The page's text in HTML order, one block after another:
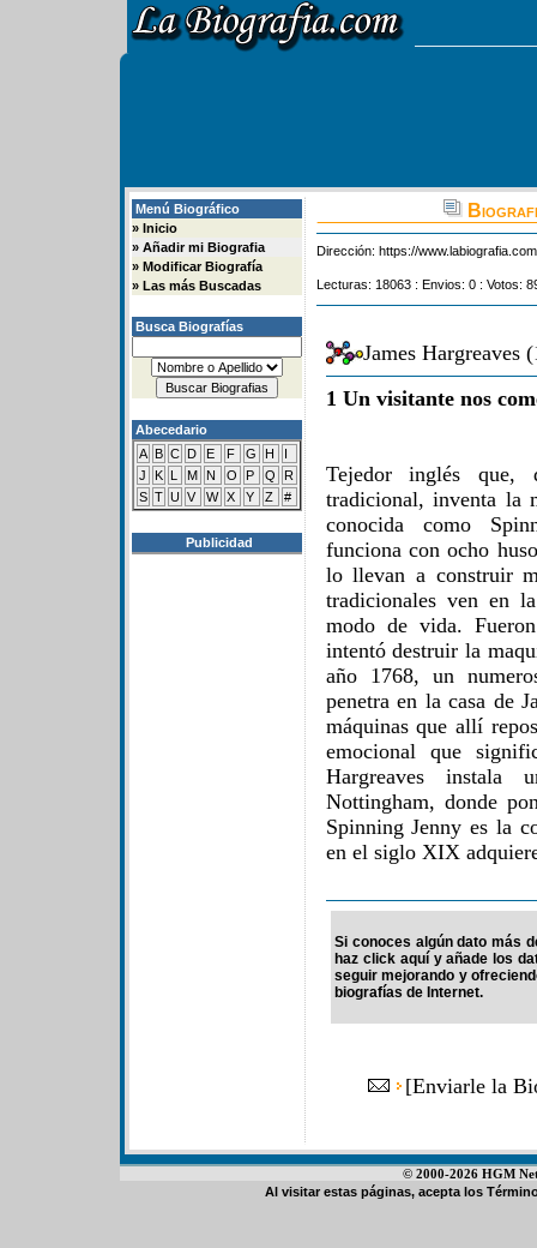
Menú Biográfico
» Inicio
» Añadir mi Biografia
» Modificar Biografía
» Las más Buscadas
Busca Biografías
Abecedario
A B C D E F G H
I
J
K L M N O P Q
R
S T U V W X Y Z #
Publicidad
Dirección: https://
Lecturas: 18063 : Envios: 0 : Votos:
James Hargreaves
1 Un visitante nos
Tejedor inglés que,
tradicional, inventa la
conocida como
funciona con ocho
lo llevan a construir
tradicionales ven en
modo de vida.
intentó destruir la
año 1768, un
penetra en la casa de
máquinas que allí
emocional que
Hargreaves instala
Nottingham, donde
Spinning Jenny es la
en el siglo XIX
Si conoces algún dato más
haz click aquí y añade los
seguir mejorando y
biografías de Internet.
[Enviarle la
© 2000-2026 HGM
Al visitar estas páginas, acepta los